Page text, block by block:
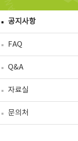
공지사항
FAQ
Q&A
자료실
문의처